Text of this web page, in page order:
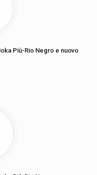
Più-Rio Negro e nuovo